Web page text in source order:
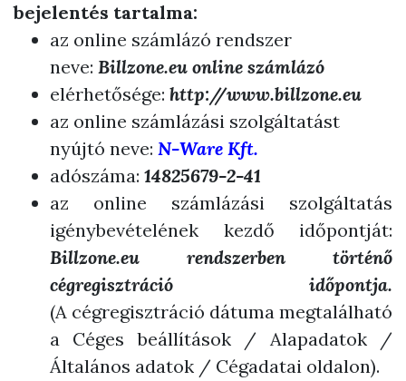
bejelentés tartalma:
az online számlázó rendszer
neve: Billzone.eu online számlázó
elérhetősége: http://www.billzone.eu
az online számlázási szolgáltatást
nyújtó neve: N-Ware Kft.
adószáma: 14825679-2-41
az online számlázási szolgáltatás
igénybevételének kezdő időpontját:
Billzone.eu rendszerben történő
cégregisztráció időpontja.
(A cégregisztráció dátuma megtalálható
a Céges beállítások / Alapadatok /
Általános adatok / Cégadatai oldalon).